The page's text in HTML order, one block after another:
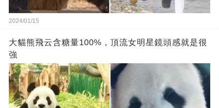
2024/01/15
大貓熊飛云含糖量100%，頂流女明星鏡頭感就是很
強